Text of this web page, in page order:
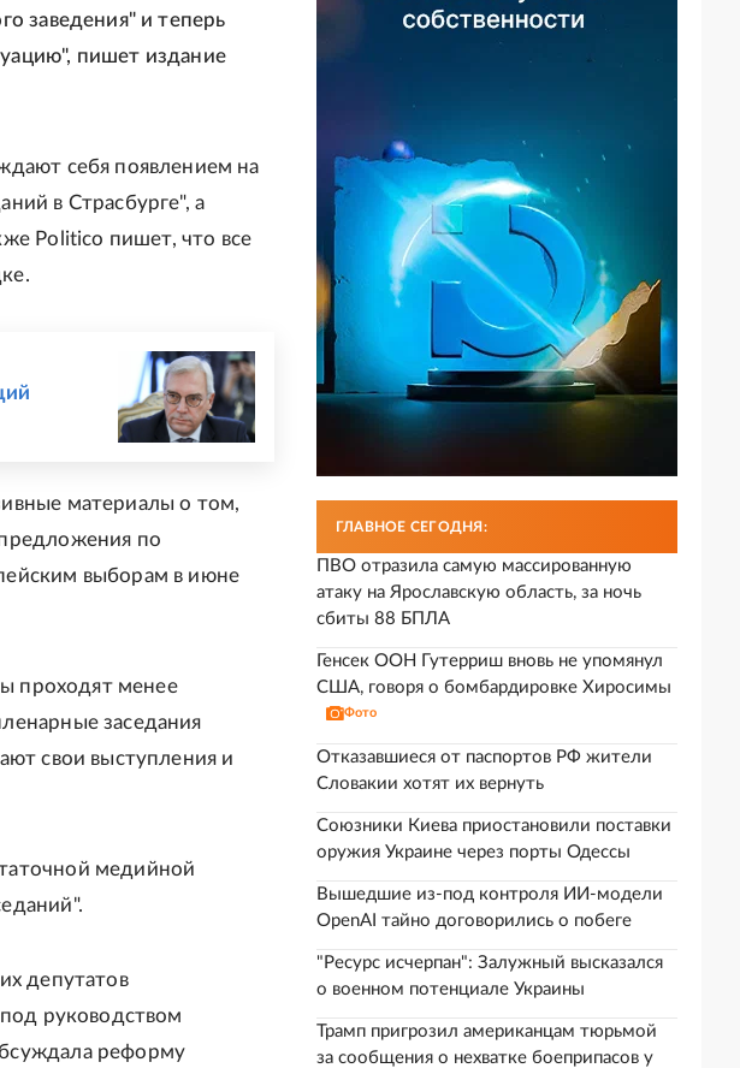
заведения" и теперь
пишет издание
себя появлением на
в Страсбурге", а
Politico пишет, что все
материалы о том,
по
выборам в июне
проходят менее
заседания
свои выступления и
медийной
депутатов
руководством
реформу
ГЛАВНОЕ СЕГОДНЯ:
ПВО отразила самую массированную
атаку на Ярославскую область, за ночь
сбиты 88 БПЛА
Генсек ООН Гутерриш вновь не упомянул
США, говоря о бомбардировке Хиросимы
Фото
Отказавшиеся от паспортов РФ жители
Словакии хотят их вернуть
Союзники Киева приостановили поставки
оружия Украине через порты Одессы
Вышедшие из-под контроля ИИ-модели
OpenAI тайно договорились о побеге
"Ресурс исчерпан": Залужный высказался
о военном потенциале Украины
Трамп пригрозил американцам тюрьмой
за сообщения о нехватке боеприпасов у